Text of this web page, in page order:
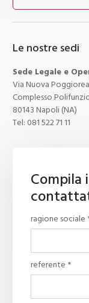
Le nostre sedi
Sede Legale e
Via Nuova
Complesso
80143 Napoli (NA)
Tel: 081 522 71 11
Compila
ragione sociale
referente *